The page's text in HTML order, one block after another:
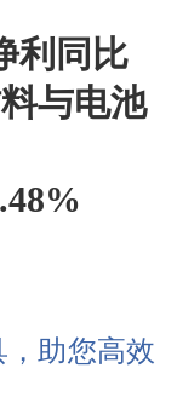
利同比
与电池
助您高效